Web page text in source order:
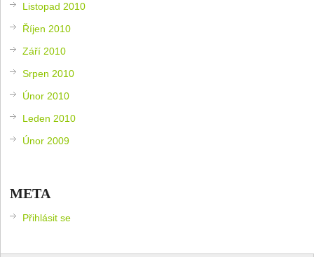
Listopad 2010
Říjen 2010
Září 2010
Srpen 2010
Únor 2010
Leden 2010
Únor 2009
META
Přihlásit se